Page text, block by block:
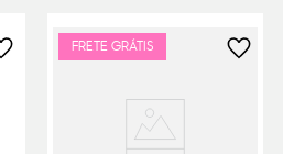
FRETE GRÁTIS